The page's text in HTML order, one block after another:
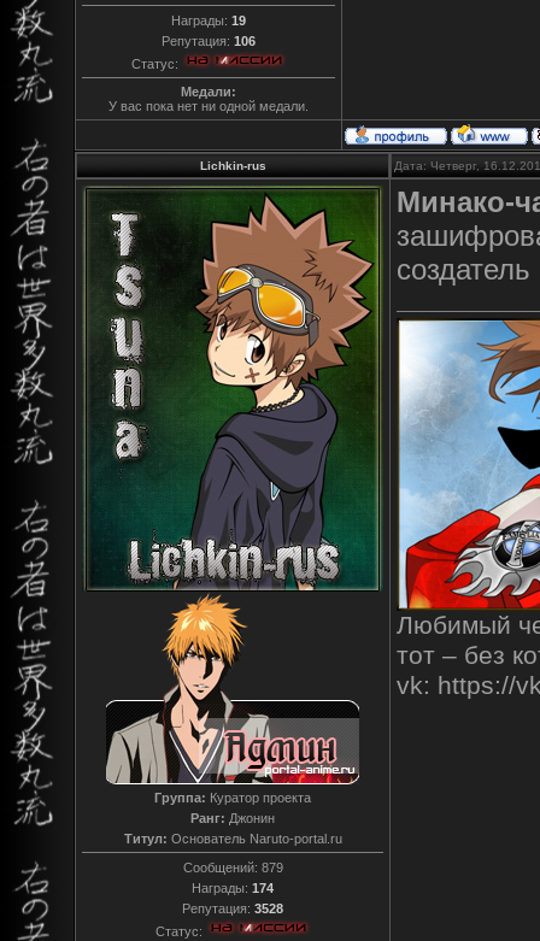
Награды: 19
Репутация: 106
Статус:
Медали:
У вас пока нет ни одной медали.
Lichkin-rus Дата: Четверг,
Группа: Куратор проекта
Ранг: Джонин
Титул: Основатель Naruto-portal.ru
Сообщений: 879
Награды: 174
Репутация: 3528
Статус:
Минако-
Любимый
тот – без
vk: https://